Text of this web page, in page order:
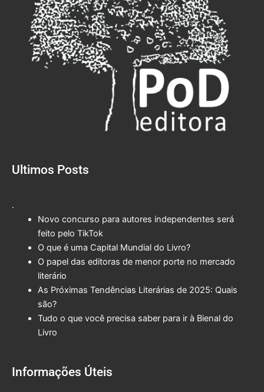
Ultimos Posts
.
Novo concurso para autores independentes será
feito pelo TikTok
O que é uma Capital Mundial do Livro?
O papel das editoras de menor porte no mercado
literário
As Próximas Tendências Literárias de 2025: Quais
são?
Tudo o que você precisa saber para ir à Bienal do
Livro
Informações Úteis